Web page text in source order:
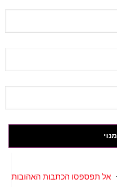
מנוי
אל תפספסו הכתבות האהובות